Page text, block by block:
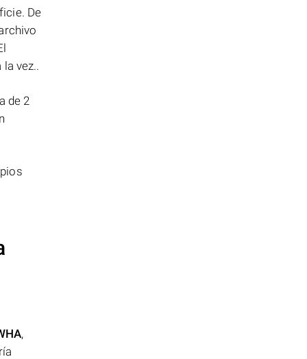
De
vez..
de 2
,